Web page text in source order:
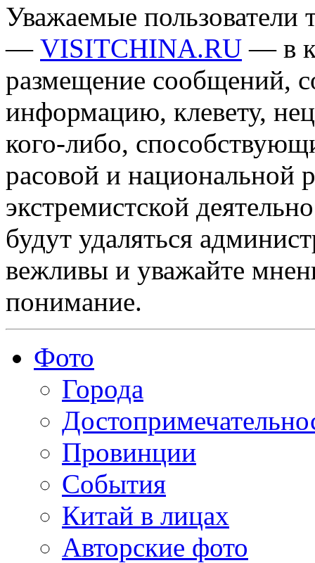
Уважаемые пользователи
— VISITCHINA.RU — в
размещение сообщений,
информацию, клевету,
кого-либо,
расовой и национальной
экстремистской
будут удаляться
вежливы и уважайте
понимание.
Фото
Города
Провинции
События
Китай в лицах
Авторские фото